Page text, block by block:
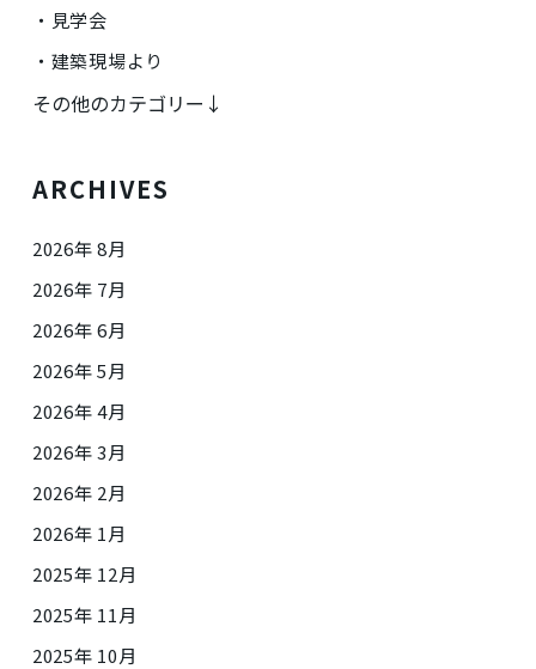
見学会
建築現場より
その他のカテゴリー↓
ARCHIVES
2026年 8月
2026年 7月
2026年 6月
2026年 5月
2026年 4月
2026年 3月
2026年 2月
2026年 1月
2025年 12月
2025年 11月
2025年 10月